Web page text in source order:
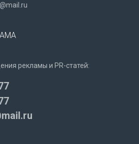
рекламы и PR-статей: